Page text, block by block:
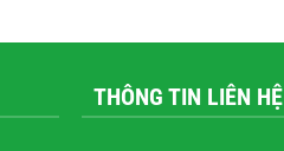
THÔNG TIN LIÊN HỆ